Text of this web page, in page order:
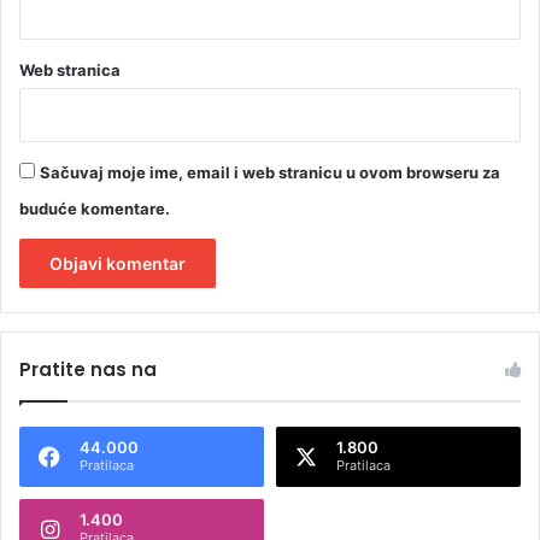
Web stranica
Sačuvaj moje ime, email i web stranicu u ovom browseru za
buduće komentare.
t
n
Pratite nas na
44.000
Pratilaca
1.800
Pratilaca
1.400